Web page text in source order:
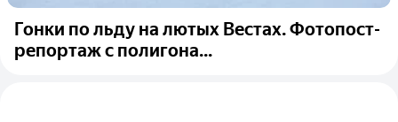
Гонки по льду на лютых Вестах. Фотопост-
репортаж с полигона...